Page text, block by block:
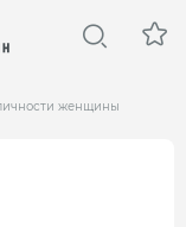
женщины